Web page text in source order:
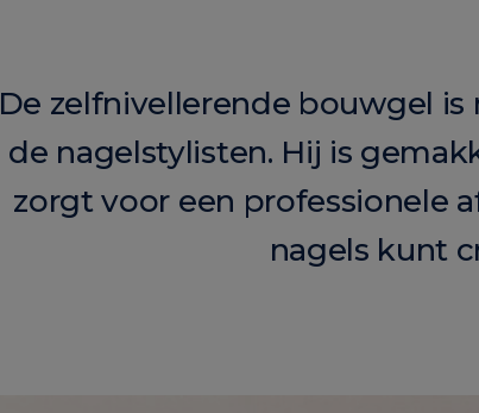
De zelfnivellerende bouwgel
de nagelstylisten. Hij is
zorgt voor een professionele
nagels kunt